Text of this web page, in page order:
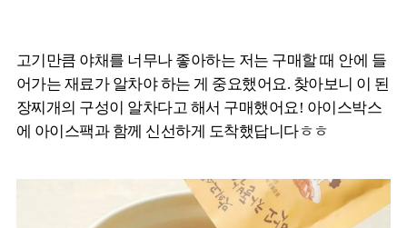
고기만큼 야채를 너무나 좋아하는 저는 구매할 때 안에 들
어가는 재료가 알차야 하는 게 중요했어요. 찾아보니 이 된
장찌개의 구성이 알차다고 해서 구매했어요! 아이스박스
에 아이스팩과 함께 신선하게 도착했답니다ㅎㅎ